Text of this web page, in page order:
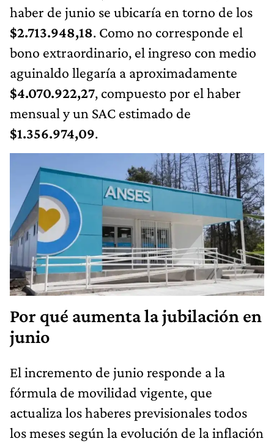
haber de junio se ubicaría en torno de los
$2.713.948,18. Como no corresponde el
bono extraordinario, el ingreso con medio
aguinaldo llegaría a aproximadamente
$4.070.922,27, compuesto por el haber
mensual y un SAC estimado de
$1.356.974,09.
Por qué aumenta la jubilación en
junio
El incremento de junio responde a la
fórmula de movilidad vigente, que
actualiza los haberes previsionales todos
los meses según la evolución de la inflación